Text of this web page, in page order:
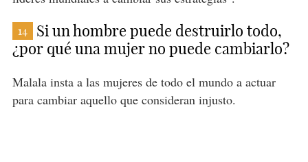
14
Si un hombre puede destruirlo todo,
¿por qué una mujer no puede cambiarlo?
Malala insta a las mujeres de todo el mundo a actuar
para cambiar aquello que consideran injusto.